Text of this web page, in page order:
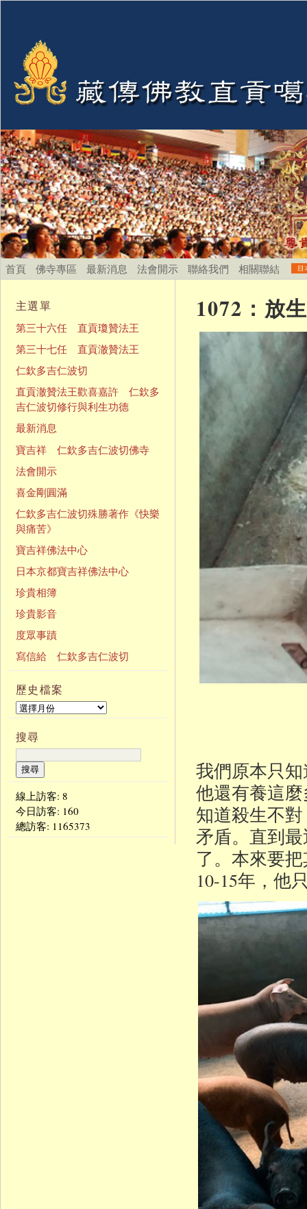
首頁 佛寺專區 最新消息 法會開示 聯絡我們 相關聯結
1072：放
我們原本只
他還有養這
知道殺生不
矛盾。直到
了。本來要
10-15年，他
主選單
第三十六任 直貢瓊贊法王
第三十七任 直貢澈贊法王
仁欽多吉仁波切
直貢澈贊法王歡喜嘉許 仁欽多
吉仁波切修行與利生功德
最新消息
寶吉祥 仁欽多吉仁波切佛寺
法會開示
喜金剛圓滿
仁欽多吉仁波切殊勝著作《快樂
與痛苦》
寶吉祥佛法中心
日本京都寶吉祥佛法中心
珍貴相簿
珍貴影音
度眾事蹟
寫信給 仁欽多吉仁波切
歷史檔案
搜尋
線上訪客: 8
今日訪客: 160
總訪客: 1165373